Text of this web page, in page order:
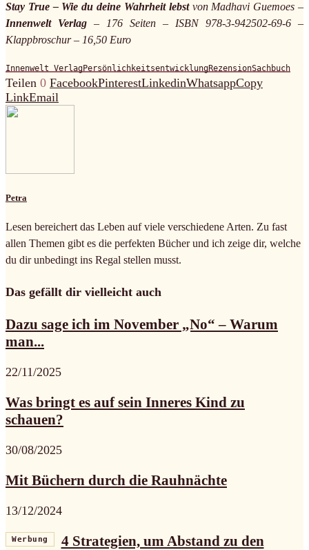
Stay True – Wie du deine Wahrheit lebstvon Madhavi Guemoes –
Innenwelt Verlag – 176 Seiten – ISBN 978-3-942502-69-6 –
Klappbroschur – 16,50 Euro
Innenwelt VerlagPersönlichkeitsentwicklungRezensionSachbuch
Teilen 0 FacebookPinterestLinkedinWhatsappCopy
LinkEmail
Petra
Lesen bereichert das Leben auf viele verschiedene Arten. Zu fast
allen Themen gibt es die perfekten Bücher und ich zeige dir, welche
du dir unbedingt ins Regal stellen musst.
Das gefällt dir vielleicht auch
Dazu sage ich im November „No“ – Warum
man...
22/11/2025
Was bringt es auf sein Inneres Kind zu
schauen?
30/08/2025
Mit Büchern durch die Rauhnächte
13/12/2024
Werbung
4 Strategien, um Abstand zu den